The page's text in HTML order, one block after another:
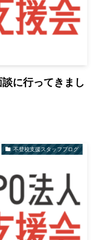
行ってきまし
不登校支援スタッフブログ